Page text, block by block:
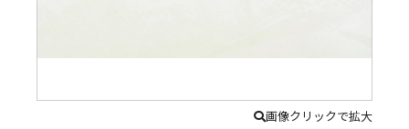
画像クリックで拡大